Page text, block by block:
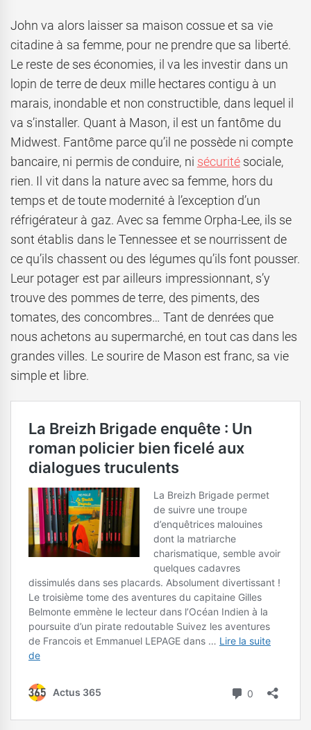
John va alors laisser sa maison cossue et sa vie
citadine à sa femme, pour ne prendre que sa liberté.
Le reste de ses économies, il va les investir dans un
lopin de terre de deux mille hectares contigu à un
marais, inondable et non constructible, dans lequel il
va s’installer. Quant à Mason, il est un fantôme du
Midwest. Fantôme parce qu’il ne possède ni compte
bancaire, ni permis de conduire, ni sécuritésociale,
rien. Il vit dans la nature avec sa femme, hors du
temps et de toute modernité à l’exception d’un
réfrigérateur à gaz. Avec sa femme Orpha-Lee, ils se
sont établis dans le Tennessee et se nourrissent de
ce qu’ils chassent ou des légumes qu’ils font pousser.
Leur potager est par ailleurs impressionnant, s’y
trouve des pommes de terre, des piments, des
tomates, des concombres… Tant de denrées que
nous achetons au supermarché, en tout cas dans les
grandes villes. Le sourire de Mason est franc, sa vie
simple et libre.